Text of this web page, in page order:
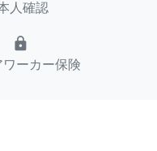
人確認
lock
ワーカー保険